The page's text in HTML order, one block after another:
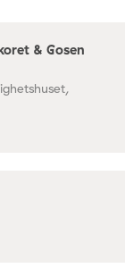
& Gosen